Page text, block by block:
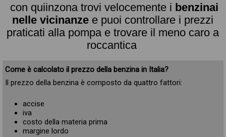
con quiinzona trovi velocemente i benzinai
nelle vicinanze e puoi controllare i prezzi
praticati alla pompa e trovare il meno caro a
roccantica
Come è calcolato il prezzo della benzina in Italia?
Il prezzo della benzina è composto da quattro fattori:
accise
iva
costo della materia prima
margine lordo